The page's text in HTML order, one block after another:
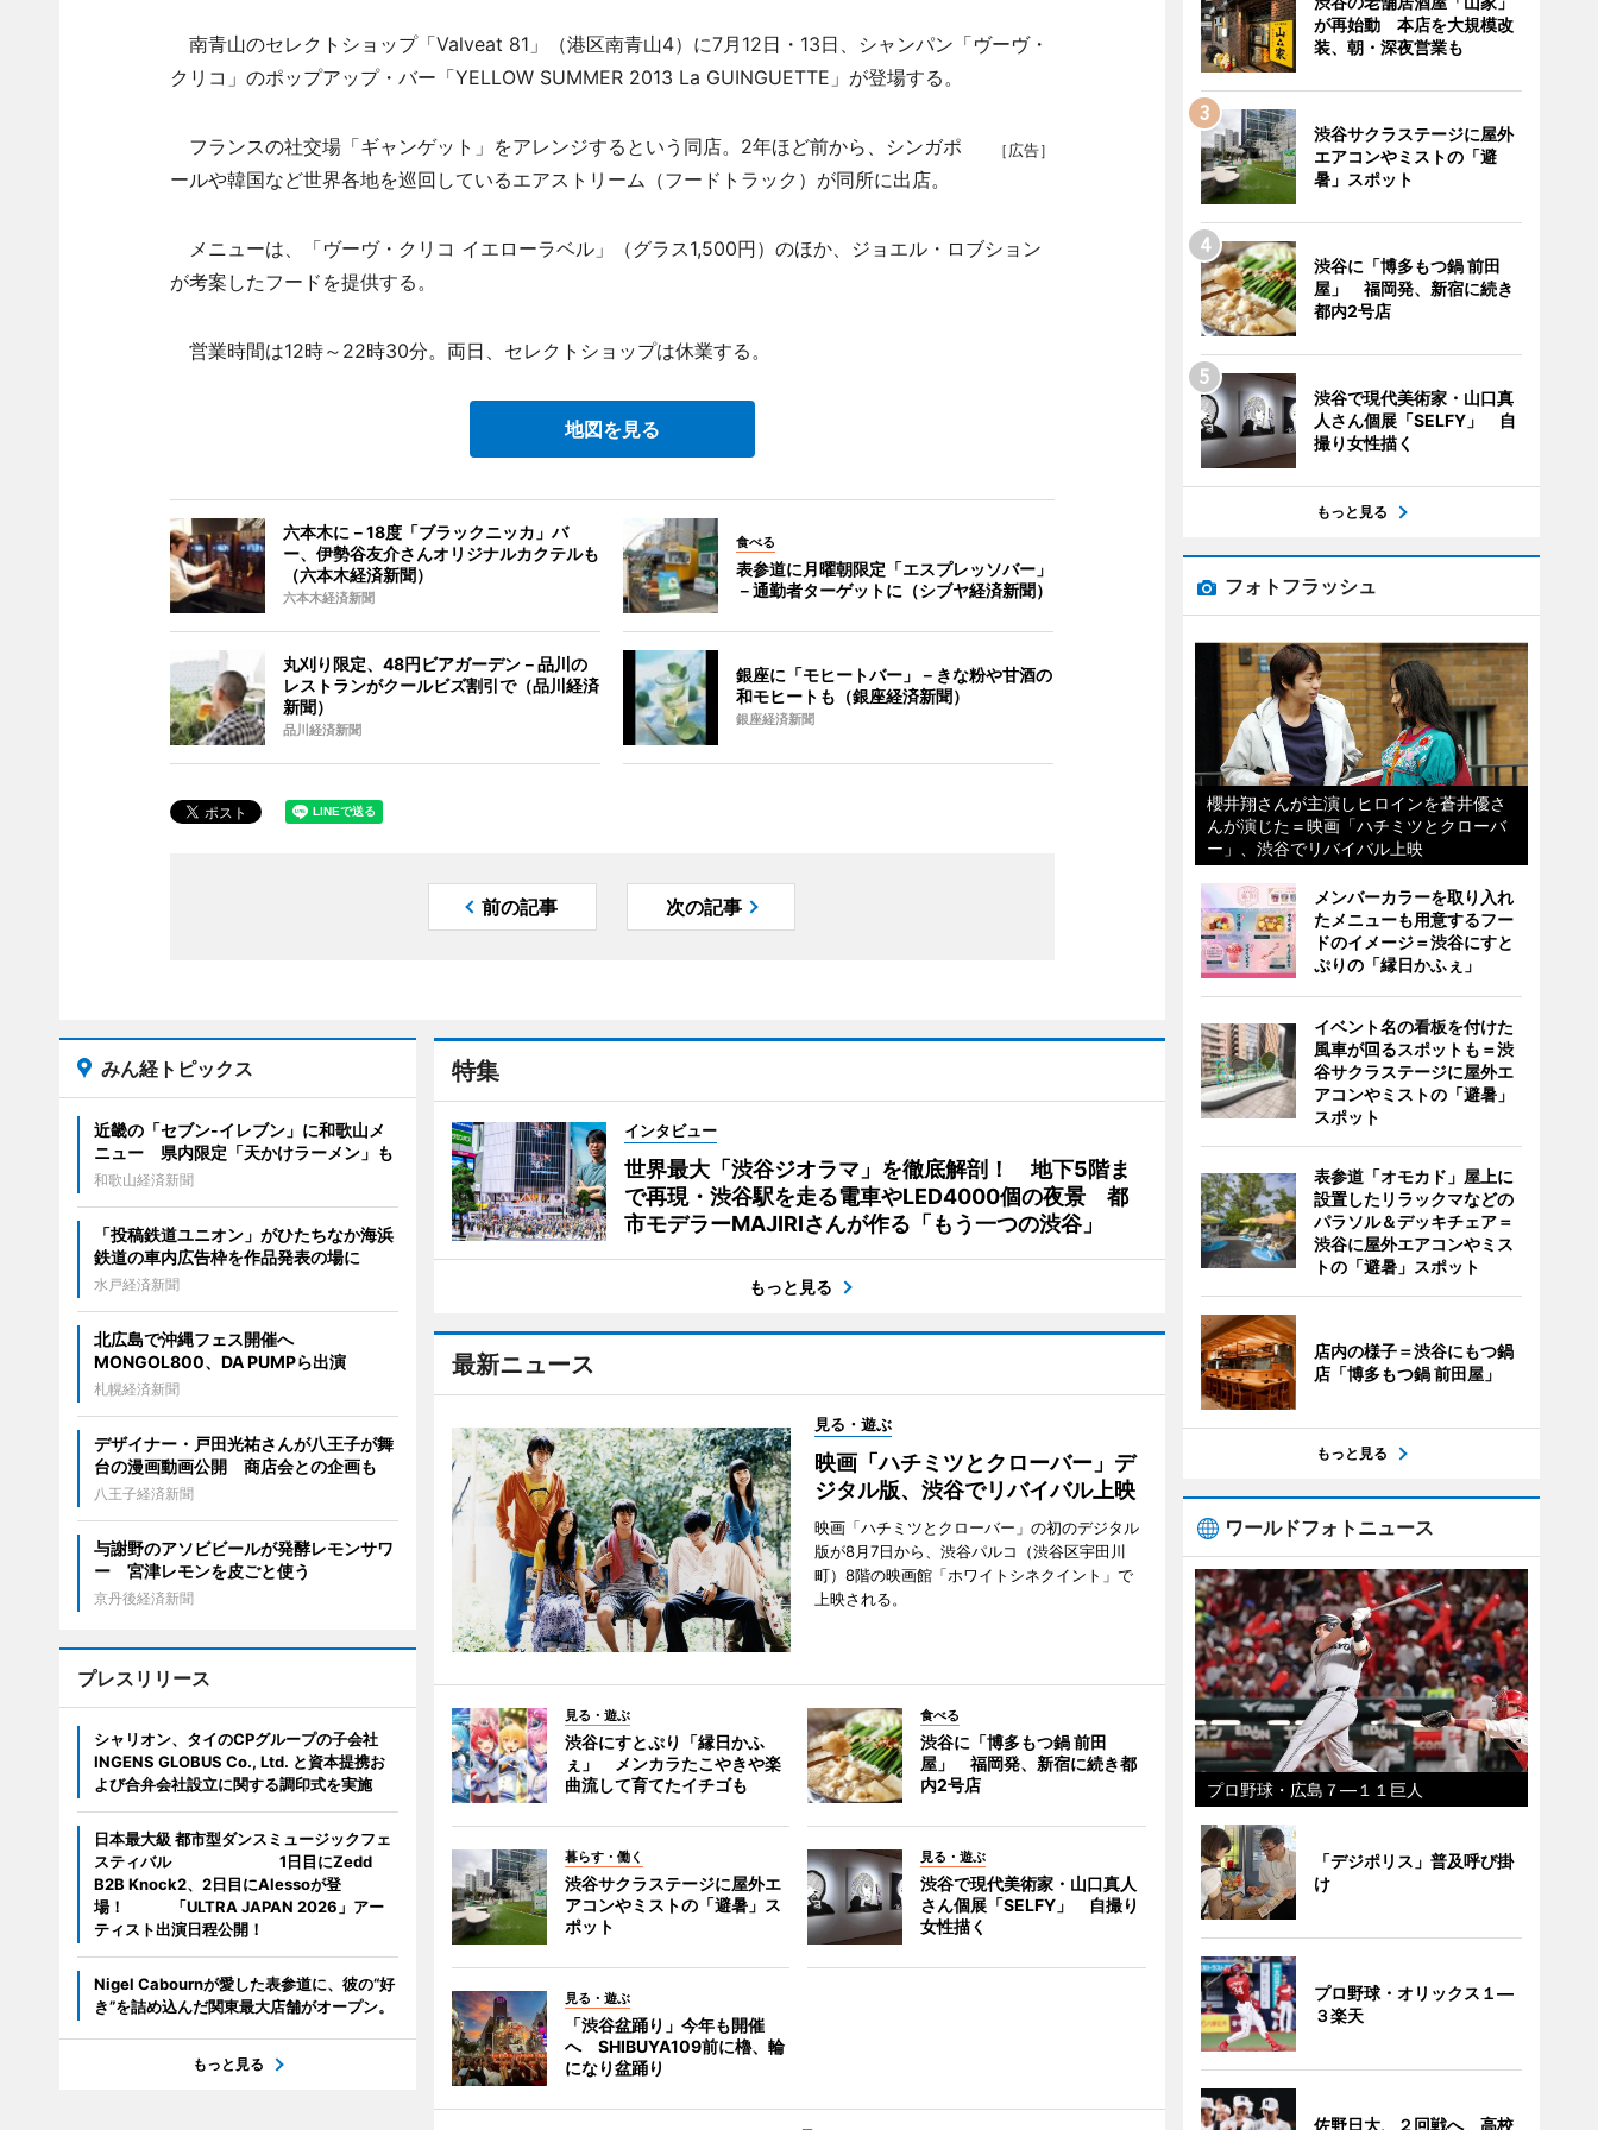
南青山のセレクトショップ「Valveat 81」（港区南青山4）に7月12日・13日、シャンパン「ヴーヴ・
クリコ」のポップアップ・バー「YELLOW SUMMER 2013 La GUINGUETTE」が登場する。
［広告］
フランスの社交場「ギャンゲット」をアレンジするという同店。2年ほど前から、シンガポ
ールや韓国など世界各地を巡回しているエアストリーム（フードトラック）が同所に出店。
メニューは、「ヴーヴ・クリコ イエローラベル」（グラス1,500円）のほか、ジョエル・ロブション
が考案したフードを提供する。
営業時間は12時～22時30分。両日、セレクトショップは休業する。
地図を見る
六本木に－18度「ブラックニッカ」バ
ー、伊勢谷友介さんオリジナルカクテルも
（六本木経済新聞）
六本木経済新聞
食べる
表参道に月曜朝限定「エスプレッソバー」
－通勤者ターゲットに（シブヤ経済新聞）
丸刈り限定、48円ビアガーデン－品川の
レストランがクールビズ割引で（品川経済
新聞）
品川経済新聞
銀座に「モヒートバー」－きな粉や甘酒の
和モヒートも（銀座経済新聞）
銀座経済新聞
前の記事 次の記事
特集
インタビュー
世界最大「渋谷ジオラマ」を徹底解剖！ 地下5階ま
で再現・渋谷駅を走る電車やLED4000個の夜景 都
市モデラーMAJIRIさんが作る「もう一つの渋谷」
もっと見る
最新ニュース
見る・遊ぶ
映画「ハチミツとクローバー」デ
ジタル版、渋谷でリバイバル上映
映画「ハチミツとクローバー」の初のデジタル
版が8月7日から、渋谷パルコ（渋谷区宇田川
町）8階の映画館「ホワイトシネクイント」で
上映される。
見る・遊ぶ
渋谷にすとぷり「縁日かふ
ぇ」 メンカラたこやきや楽
曲流して育てたイチゴも
食べる
渋谷に「博多もつ鍋 前田
屋」 福岡発、新宿に続き都
内2号店
暮らす・働く
渋谷サクラステージに屋外エ
アコンやミストの「避暑」ス
ポット
見る・遊ぶ
渋谷で現代美術家・山口真人
さん個展「SELFY」 自撮り
女性描く
見る・遊ぶ
「渋谷盆踊り」今年も開催
へ SHIBUYA109前に櫓、輪
になり盆踊り
みん経トピックス
近畿の「セブン-イレブン」に和歌山メ
ニュー 県内限定「天かけラーメン」も
和歌山経済新聞
「投稿鉄道ユニオン」がひたちなか海浜
鉄道の車内広告枠を作品発表の場に
水戸経済新聞
北広島で沖縄フェス開催へ
MONGOL800、DA PUMPら出演
札幌経済新聞
デザイナー・戸田光祐さんが八王子が舞
台の漫画動画公開 商店会との企画も
八王子経済新聞
与謝野のアソビビールが発酵レモンサワ
ー 宮津レモンを皮ごと使う
京丹後経済新聞
プレスリリース
シャリオン、タイのCPグループの子会社
INGENS GLOBUS Co., Ltd. と資本提携お
よび合弁会社設立に関する調印式を実施
日本最大級 都市型ダンスミュージックフェ
スティバル 1日目にZedd
B2B Knock2、2日目にAlessoが登
場！ 「ULTRA JAPAN 2026」アー
ティスト出演日程公開！
Nigel Cabournが愛した表参道に、彼の“好
き”を詰め込んだ関東最大店舗がオープン。
もっと見る
が再始動 本店を大規模改
装、朝・深夜営業も
渋谷サクラステージに屋外
エアコンやミストの「避
暑」スポット
渋谷に「博多もつ鍋 前田
屋」 福岡発、新宿に続き
都内2号店
渋谷で現代美術家・山口真
人さん個展「SELFY」 自
撮り女性描く
もっと見る
フォトフラッシュ
櫻井翔さんが主演しヒロインを蒼井優さ
んが演じた＝映画「ハチミツとクローバ
ー」、渋谷でリバイバル上映
メンバーカラーを取り入れ
たメニューも用意するフー
ドのイメージ＝渋谷にすと
ぷりの「縁日かふぇ」
イベント名の看板を付けた
風車が回るスポットも＝渋
谷サクラステージに屋外エ
アコンやミストの「避暑」
スポット
表参道「オモカド」屋上に
設置したリラックマなどの
パラソル＆デッキチェア＝
渋谷に屋外エアコンやミス
トの「避暑」スポット
店内の様子＝渋谷にもつ鍋
店「博多もつ鍋 前田屋」
もっと見る
ワールドフォトニュース
プロ野球・広島７―１１巨人
「デジポリス」普及呼び掛
け
プロ野球・オリックス１―
３楽天
佐野日大、２回戦へ 高校